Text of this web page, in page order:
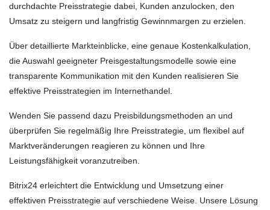
durchdachte Preisstrategie dabei, Kunden anzulocken, den
Umsatz zu steigern und langfristig Gewinnmargen zu erzielen.
Über detaillierte Markteinblicke, eine genaue Kostenkalkulation,
die Auswahl geeigneter Preisgestaltungsmodelle sowie eine
transparente Kommunikation mit den Kunden realisieren Sie
effektive Preisstrategien im Internethandel.
Wenden Sie passend dazu Preisbildungsmethoden an und
überprüfen Sie regelmäßig Ihre Preisstrategie, um flexibel auf
Marktveränderungen reagieren zu können und Ihre
Leistungsfähigkeit voranzutreiben.
Bitrix24 erleichtert die Entwicklung und Umsetzung einer
effektiven Preisstrategie auf verschiedene Weise. Unsere Lösung